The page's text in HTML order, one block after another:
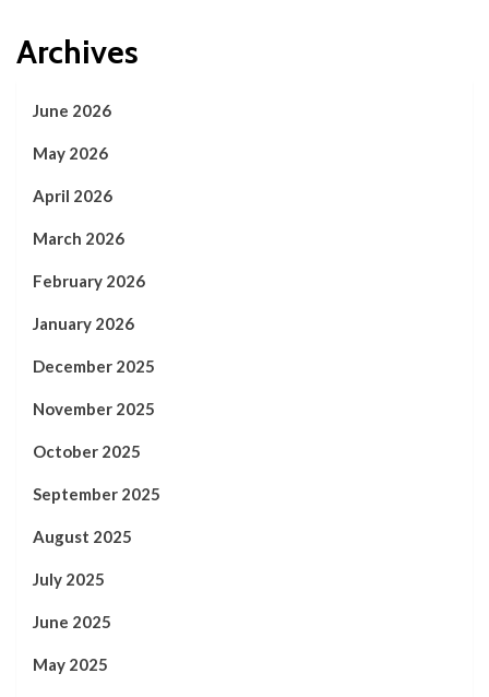
Archives
June 2026
May 2026
April 2026
March 2026
February 2026
January 2026
December 2025
November 2025
October 2025
September 2025
August 2025
July 2025
June 2025
May 2025